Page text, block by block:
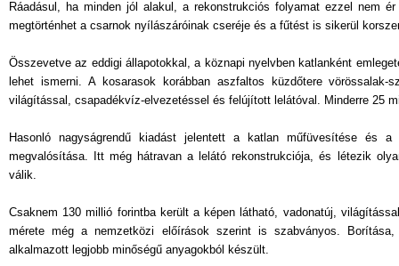
Ráadásul, ha minden jól alakul, a rekonstrukciós folyamat ezzel nem
megtörténhet a csarnok nyílászáróinak cseréje és a fűtést is sikerül
Összevetve az eddigi állapotokkal, a köznapi nyelvben katlanként
lehet ismerni. A kosarasok korábban aszfaltos küzdőtere
világítással, csapadékvíz-elvezetéssel és felújított lelátóval. Minderre 25
Hasonló nagyságrendű kiadást jelentett a katlan műfüvesítése és
megvalósítása. Itt még hátravan a lelátó rekonstrukciója, és létezik
válik.
Csaknem 130 millió forintba került a képen látható, vadonatúj,
mérete még a nemzetközi előírások szerint is szabványos.
alkalmazott legjobb minőségű anyagokból készült.